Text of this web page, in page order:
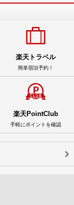
楽天トラベル
簡単宿泊予約！
楽天PointClub
手軽にポイントを確認